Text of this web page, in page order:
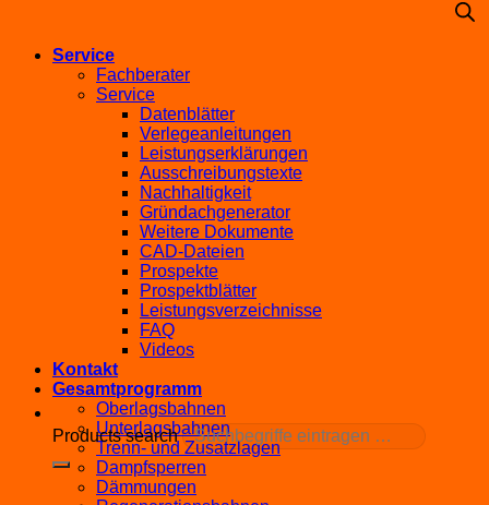
Products search
Service
Fachberater
Service
Datenblätter
Verlegeanleitungen
Leistungserklärungen
Ausschreibungstexte
Nachhaltigkeit
Gründachgenerator
Weitere Dokumente
CAD-Dateien
Prospekte
Prospektblätter
Leistungsverzeichnisse
FAQ
Videos
Kontakt
Gesamtprogramm
Oberlagsbahnen
Unterlagsbahnen
Trenn- und Zusatzlagen
Dampfsperren
Dämmungen